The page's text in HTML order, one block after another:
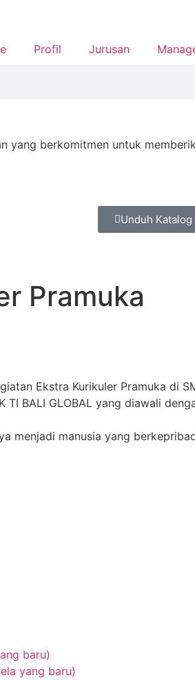
Profil Jurusan
yang berkomitmen untuk
Unduh Katalog
Pramuka
BALI GLOBAL yang diawali
menjadi manusia yang
baru)
yang baru)